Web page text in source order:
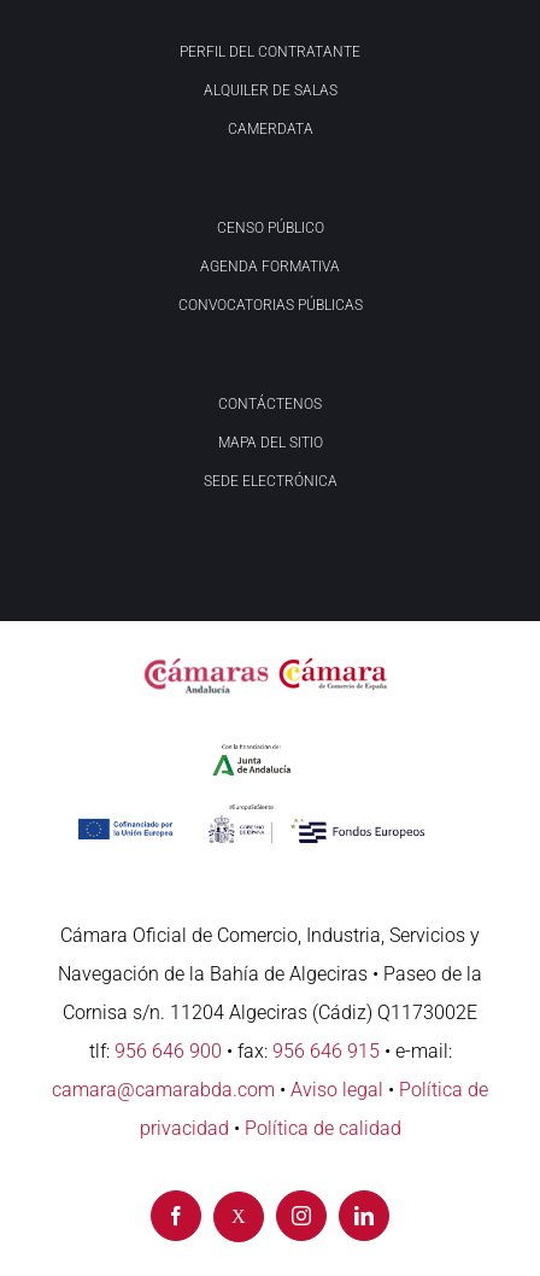
PERFIL DEL CONTRATANTE
ALQUILER DE SALAS
CAMERDATA
CENSO PÚBLICO
AGENDA FORMATIVA
CONVOCATORIAS PÚBLICAS
CONTÁCTENOS
MAPA DEL SITIO
SEDE ELECTRÓNICA
Cámara Oficial de Comercio, Industria, Servicios y
Navegación de la Bahía de Algeciras • Paseo de la
Cornisa s/n. 11204 Algeciras (Cádiz) Q1173002E
tlf: 956 646 900 • fax: 956 646 915• e-mail:
camara@camarabda.com • Aviso legal • Política de
privacidad • Política de calidad
Facebook
X InstagramLinkedIn